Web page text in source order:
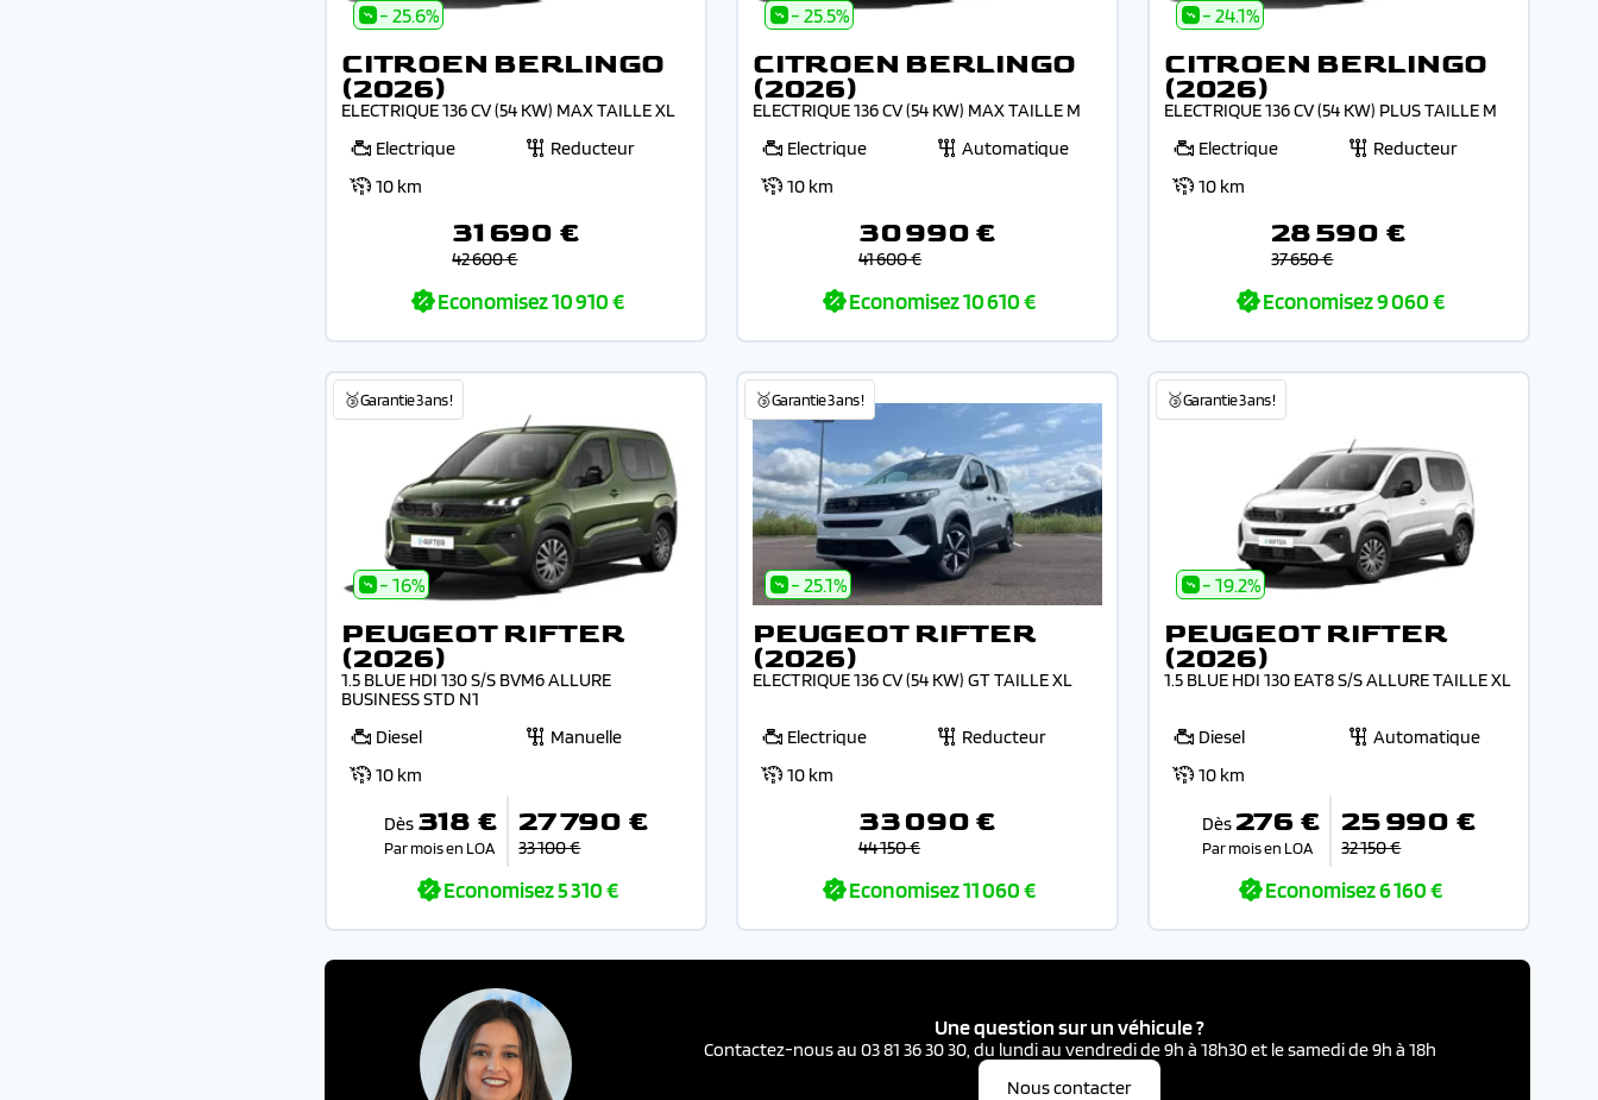
- 25.6%
CITROEN BERLINGO
(2026)
ELECTRIQUE 136 CV (54 KW) MAX TAILLE XL
Electrique
Reducteur
10 km
31 690 €
42 600 €
Economisez10 910 €
- 25.5%
CITROEN BERLINGO
(2026)
ELECTRIQUE 136 CV (54 KW) MAX TAILLE M
Electrique
Automatique
10 km
30 990 €
41 600 €
Economisez10 610 €
- 24.1%
CITROEN BERLINGO
(2026)
ELECTRIQUE 136 CV (54 KW) PLUS TAILLE M
Electrique
Reducteur
10 km
28 590 €
37 650 €
Economisez9 060 €
🥉Garantie 3 ans !
- 16%
PEUGEOT RIFTER
(2026)
1.5 BLUE HDI 130 S/S BVM6 ALLURE
BUSINESS STD N1
Diesel
Manuelle
10 km
Dès 318 €
Par mois en LOA
27 790 €
33 100 €
Economisez5 310 €
🥉Garantie 3 ans !
- 25.1%
PEUGEOT RIFTER
(2026)
ELECTRIQUE 136 CV (54 KW) GT TAILLE XL
Electrique
Reducteur
10 km
33 090 €
44 150 €
Economisez11 060 €
🥉Garantie 3 ans !
- 19.2%
PEUGEOT RIFTER
(2026)
1.5 BLUE HDI 130 EAT8 S/S ALLURE TAILLE XL
Diesel
Automatique
10 km
Dès 276 €
Par mois en LOA
25 990 €
32 150 €
Economisez6 160 €
Une question sur un véhicule ?
Contactez-nous au 03 81 36 30 30, du lundi au vendredi de 9h à 18h30 et le samedi de 9h à 18h
Nous contacter